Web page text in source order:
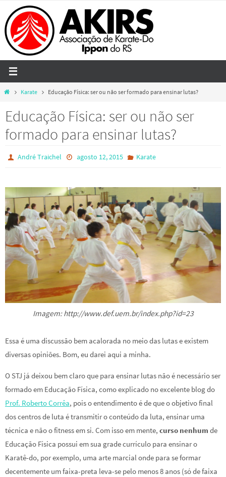
to
content
HomeKarate Educação Física: ser ou não ser formado para ensinar lutas?
Educação Física: ser ou não ser
formado para ensinar lutas?
André Traichel agosto 12, 2015 Karate
Imagem: http://www.def.uem.br/index.php?id=23
Essa é uma discussão bem acalorada no meio das lutas e existem
diversas opiniões. Bom, eu darei aqui a minha.
O STJ já deixou bem claro que para ensinar lutas não é necessário ser
formado em Educação Física, como explicado no excelente blog do
Prof. Roberto Corrêa, pois o entendimento é de que o objetivo final
dos centros de luta é transmitir o conteúdo da luta, ensinar uma
técnica e não o fitness em si. Com isso em mente, curso nenhum de
Educação Física possui em sua grade currículo para ensinar o
Karatê-do, por exemplo, uma arte marcial onde para se formar
decentemente um faixa-preta leva-se pelo menos 8 anos (só de faixa